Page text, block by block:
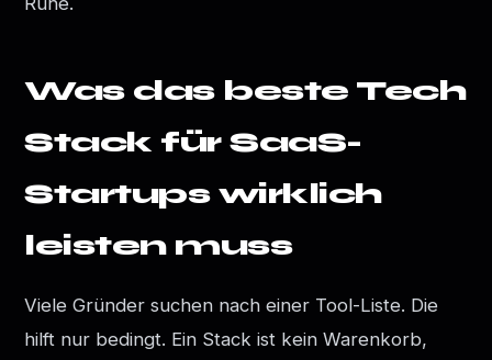
Was das beste Tech
Stack für SaaS-
Startups wirklich
leisten muss
Viele Gründer suchen nach einer Tool-Liste. Die
hilft nur bedingt. Ein Stack ist kein Warenkorb,